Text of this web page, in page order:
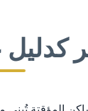
كدليل